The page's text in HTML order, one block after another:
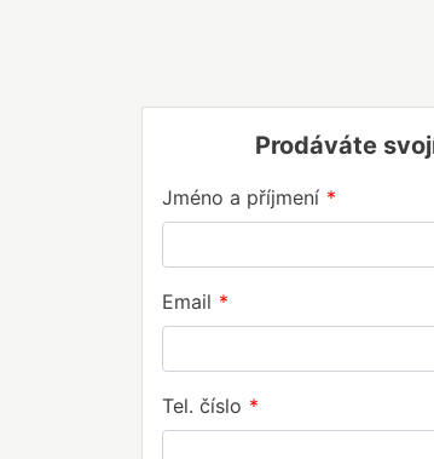
Prodáváte
Jméno a příjmení
Email
Tel. číslo